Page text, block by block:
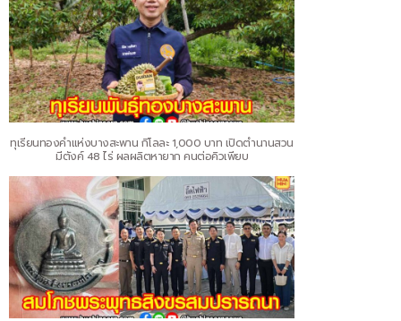
ทุเรียนทองคำแห่งบางสะพาน กิโลละ 1,000 บาท เปิดตำนานสวน
มีตังค์ 48 ไร่ ผลผลิตหายาก คนต่อคิวเพียบ